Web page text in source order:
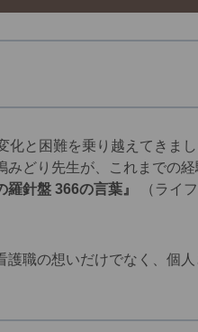
と困難を乗り越えてきま
どり先生が、これまでの
羅針盤 366の言葉』
（ライ
職の想いだけでなく、個